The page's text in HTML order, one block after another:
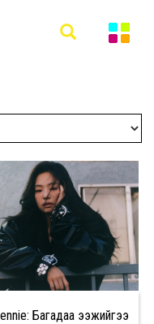
Багадаа ээжийгээ